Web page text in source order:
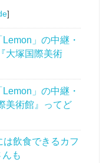
]
」の中継・
大塚国際美術
」の中継・
美術館』ってど
は飲食できるカフ
も